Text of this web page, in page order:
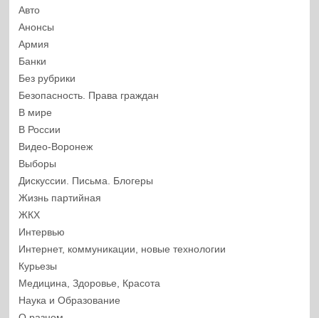
Авто
Анонсы
Армия
Банки
Без рубрики
Безопасность. Права граждан
В мире
В России
Видео-Воронеж
Выборы
Дискуссии. Письма. Блогеры
Жизнь партийная
ЖКХ
Интервью
Интернет, коммуникации, новые технологии
Курьезы
Медицина, Здоровье, Красота
Наука и Образование